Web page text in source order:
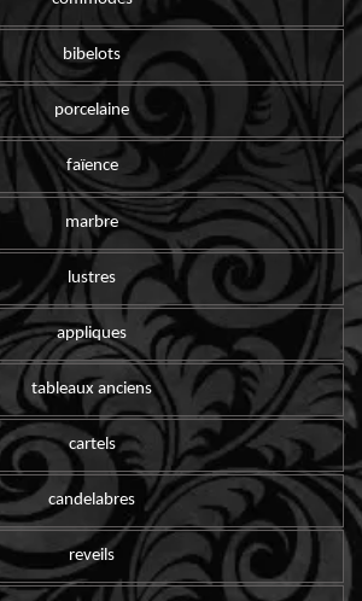
bibelots
porcelaine
faïence
marbre
lustres
appliques
tableaux anciens
cartels
candelabres
reveils